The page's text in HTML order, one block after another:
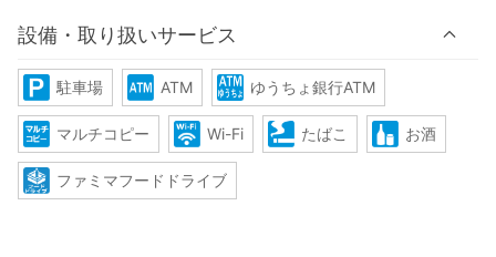
設備・取り扱いサービス
駐車場 ATM ゆうちょ銀行ATM
マルチコピー Wi-Fi たばこ お酒
ファミマフードドライブ